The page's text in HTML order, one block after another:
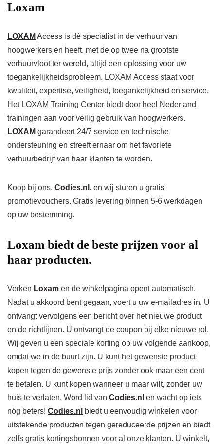
Loxam
LOXAM Access is dé specialist in de verhuur van
hoogwerkers en heeft, met de op twee na grootste
verhuurvloot ter wereld, altijd een oplossing voor uw
toegankelijkheidsprobleem. LOXAM Access staat voor
kwaliteit, expertise, veiligheid, toegankelijkheid en service.
Het LOXAM Training Center biedt door heel Nederland
trainingen aan voor veilig gebruik van hoogwerkers.
LOXAM garandeert 24/7 service en technische
ondersteuning en streeft ernaar om het favoriete
verhuurbedrijf van haar klanten te worden.
Koop bij ons, Codies.nl, en wij sturen u gratis
promotievouchers. Gratis levering binnen 5-6 werkdagen
op uw bestemming.
Loxam biedt de beste prijzen voor al
haar producten.
Verken Loxam en de winkelpagina opent automatisch.
Nadat u akkoord bent gegaan, voert u uw e-mailadres in. U
ontvangt vervolgens een bericht over het nieuwe product
en de richtlijnen. U ontvangt de coupon bij elke nieuwe rol.
Wij geven u een speciale korting op uw volgende aankoop,
omdat we in de buurt zijn. U kunt het gewenste product
kopen tegen de gewenste prijs zonder ook maar een cent
te betalen. U kunt kopen wanneer u maar wilt, zonder uw
huis te verlaten. Word lid van Codies.nl en wacht op iets
nóg beters! Codies.nl
biedt u eenvoudig winkelen voor
uitstekende producten tegen gereduceerde prijzen en biedt
zelfs gratis kortingsbonnen voor al onze klanten. U winkelt,